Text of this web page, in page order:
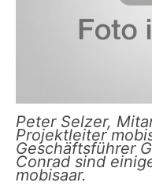
Peter Selzer,
Projektleiter
Geschäftsführer
Conrad sind
mobisaar.